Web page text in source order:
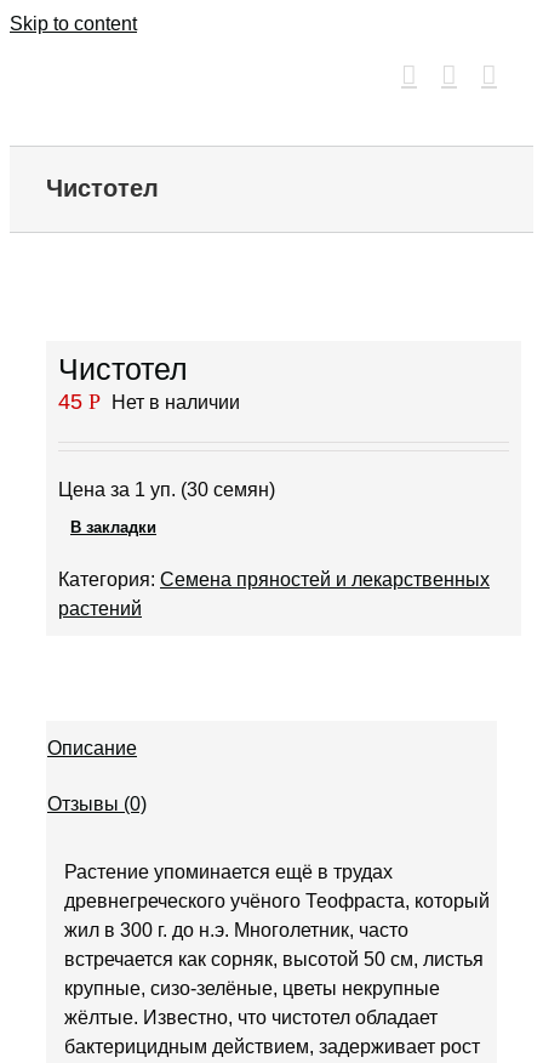
Skip to content
Чистотел
Чистотел
45 Р Нет в наличии
Цена за 1 уп. (30 семян)
В закладки
Категория: Семена пряностей и лекарственных
растений
Описание
Отзывы (0)
Растение упоминается ещё в трудах
древнегреческого учёного Теофраста, который
жил в 300 г. до н.э. Многолетник, часто
встречается как сорняк, высотой 50 см, листья
крупные, сизо-зелёные, цветы некрупные
жёлтые. Известно, что чистотел обладает
бактерицидным действием, задерживает рост